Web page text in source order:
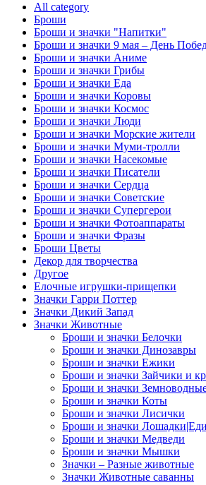
All category
Броши
Броши и значки "Напитки"
Броши и значки 9 мая – День
Броши и значки Аниме
Броши и значки Грибы
Броши и значки Еда
Броши и значки Коровы
Броши и значки Космос
Броши и значки Люди
Броши и значки Морские жители
Броши и значки Муми-тролли
Броши и значки Насекомые
Броши и значки Писатели
Броши и значки Сердца
Броши и значки Советские
Броши и значки Супергерои
Броши и значки Фотоаппараты
Броши и значки Фразы
Броши Цветы
Декор для творчества
Другое
Елочные игрушки-прищепки
Значки Гарри Поттер
Значки Дикий Запад
Значки Животные
Броши и значки Белочки
Броши и значки Динозавры
Броши и значки Ежики
Броши и значки Зайчики и
Броши и значки
Броши и значки Коты
Броши и значки Лисички
Броши и значки
Броши и значки Медведи
Броши и значки Мышки
Значки – Разные животные
Значки Животные саванны